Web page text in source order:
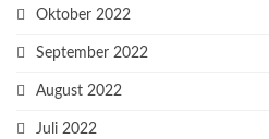
Oktober 2022
September 2022
August 2022
Juli 2022